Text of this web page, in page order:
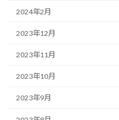
2024年2月
2023年12月
2023年11月
2023年10月
2023年9月